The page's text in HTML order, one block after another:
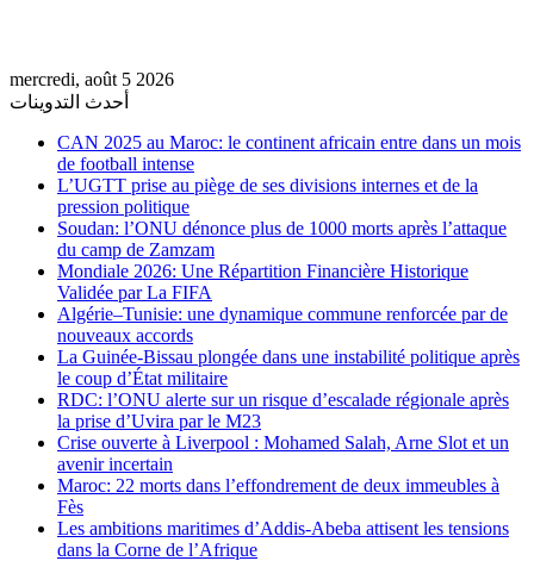
mercredi, août 5 2026
أحدث التدوينات
CAN 2025 au Maroc: le continent africain entre dans un mois
de football intense
L’UGTT prise au piège de ses divisions internes et de la
pression politique
Soudan: l’ONU dénonce plus de 1000 morts après l’attaque
du camp de Zamzam
Mondiale 2026: Une Répartition Financière Historique
Validée par La FIFA
Algérie–Tunisie: une dynamique commune renforcée par de
nouveaux accords
La Guinée-Bissau plongée dans une instabilité politique après
le coup d’État militaire
RDC: l’ONU alerte sur un risque d’escalade régionale après
la prise d’Uvira par le M23
Crise ouverte à Liverpool : Mohamed Salah, Arne Slot et un
avenir incertain
Maroc: 22 morts dans l’effondrement de deux immeubles à
Fès
Les ambitions maritimes d’Addis-Abeba attisent les tensions
dans la Corne de l’Afrique